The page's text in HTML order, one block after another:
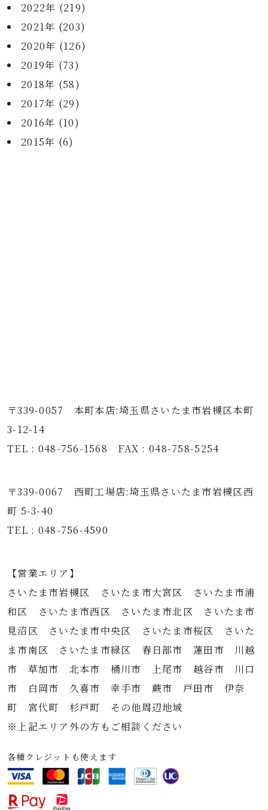
2022年 (219)
2021年 (203)
2020年 (126)
2019年 (73)
2018年 (58)
2017年 (29)
2016年 (10)
2015年 (6)
〒339-0057 本町本店:埼玉県さいたま市岩槻区本町
3-12-14
TEL : 048-756-1568 FAX : 048-758-5254
〒339-0067 西町工場店:埼玉県さいたま市岩槻区西
町 5-3-40
TEL : 048-756-4590
【営業エリア】
さいたま市岩槻区 さいたま市大宮区 さいたま市浦
和区 さいたま市西区 さいたま市北区 さいたま市
見沼区 さいたま市中央区 さいたま市桜区 さいた
ま市南区 さいたま市緑区 春日部市 蓮田市 川越
市 草加市 北本市 桶川市 上尾市 越谷市 川口
市 白岡市 久喜市 幸手市 蕨市 戸田市 伊奈
町 宮代町 杉戸町 その他周辺地域
※上記エリア外の方もご相談ください
各種クレジットも使えます